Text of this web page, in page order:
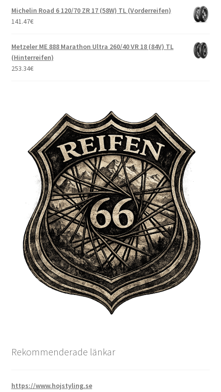
Michelin Road 6 120/70 ZR 17 (58W) TL (Vorderreifen)
141.47€
Metzeler ME 888 Marathon Ultra 260/40 VR 18 (84V) TL
(Hinterreifen)
253.34€
Rekommenderade länkar
https://www.hojstyling.se